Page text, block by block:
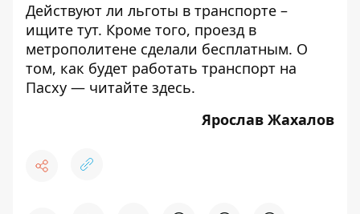
Действуют ли льготы в транспорте –
ищите тут. Кроме того, проезд в
метрополитене сделали бесплатным. О
том, как будет работать транспорт на
Пасху — читайте здесь.
Ярослав Жахалов